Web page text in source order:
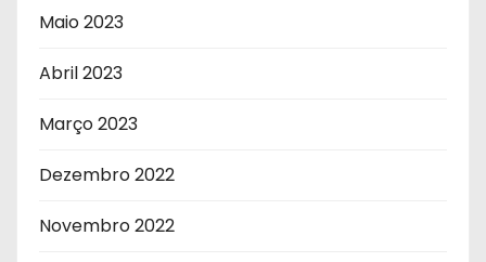
Maio 2023
Abril 2023
Março 2023
Dezembro 2022
Novembro 2022